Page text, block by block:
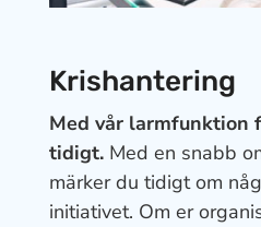
Krishantering
Med vår larmfunktion
tidigt.Med en snabb
märker du tidigt om
initiativet. Om er